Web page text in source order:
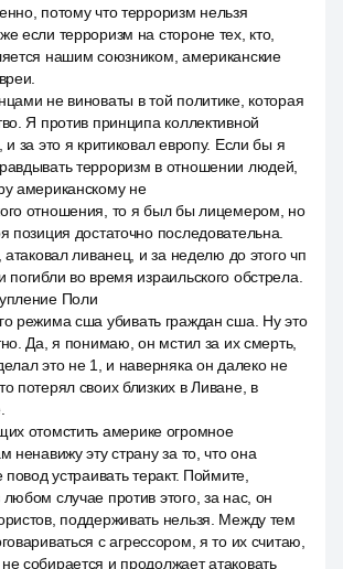
потому что терроризм нельзя
если терроризм на стороне тех, кто,
нашим союзником, американские
не виноваты в той политике, которая
Я против принципа коллективной
и за это я критиковал европу. Если бы я
терроризм в отношении людей,
американскому не
отношения, то я был бы лицемером, но
позиция достаточно последовательна.
атаковал ливанец, и за неделю до этого чп
погибли во время израильского обстрела.
Поли
режима сша убивать граждан сша. Ну это
Да, я понимаю, он мстил за их смерть,
это не 1, и наверняка он далеко не
потерял своих близких в Ливане, в
отомстить америке огромное
ненавижу эту страну за то, что она
повод устраивать теракт. Поймите,
случае против этого, за нас, он
поддерживать нельзя. Между тем
с агрессором, я то их считаю,
собирается и продолжает атаковать